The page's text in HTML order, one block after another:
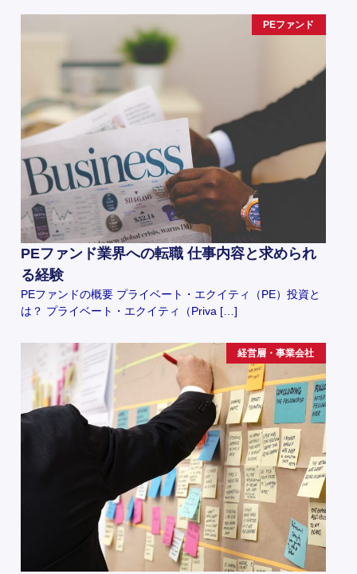
PEファンド
PEファンド業界への転職 仕事内容と求められ
る経験
PEファンドの概要 プライベート・エクイティ（PE）投資と
は？ プライベート・エクイティ（Priva […]
経営層・事業会社